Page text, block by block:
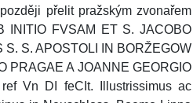
přelit pražským zvonařem
INITIO FVSAM ET S. JACOBO
S. APOSTOLI IN BORŽEGOW
PRAGAE A JOANNE GEORGIO
Vn DI feCIt. Illustrissimus ac